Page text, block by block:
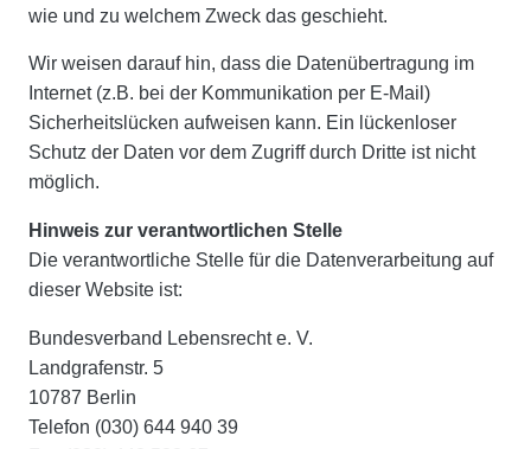
wie und zu welchem Zweck das geschieht.
Wir weisen darauf hin, dass die Datenübertragung im
Internet (z.B. bei der Kommunikation per E-Mail)
Sicherheitslücken aufweisen kann. Ein lückenloser
Schutz der Daten vor dem Zugriff durch Dritte ist nicht
möglich.
Hinweis zur verantwortlichen Stelle
Die verantwortliche Stelle für die Datenverarbeitung auf
dieser Website ist:
Bundesverband Lebensrecht e. V.
Landgrafenstr. 5
10787 Berlin
Telefon (030) 644 940 39